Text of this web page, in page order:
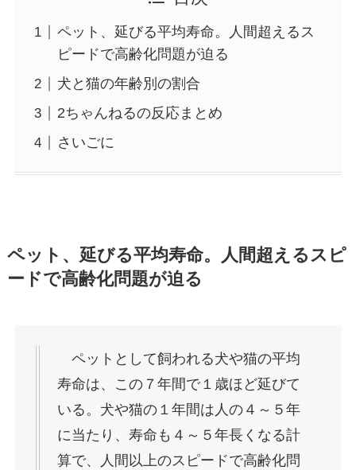
ペット、延びる平均寿命。人間超えるス
ピードで高齢化問題が迫る
犬と猫の年齢別の割合
2ちゃんねるの反応まとめ
さいごに
ペット、延びる平均寿命。人間超えるスピ
ードで高齢化問題が迫る
ペットとして飼われる犬や猫の平均
寿命は、この７年間で１歳ほど延びて
いる。犬や猫の１年間は人の４～５年
に当たり、寿命も４～５年長くなる計
算で、人間以上のスピードで高齢化問